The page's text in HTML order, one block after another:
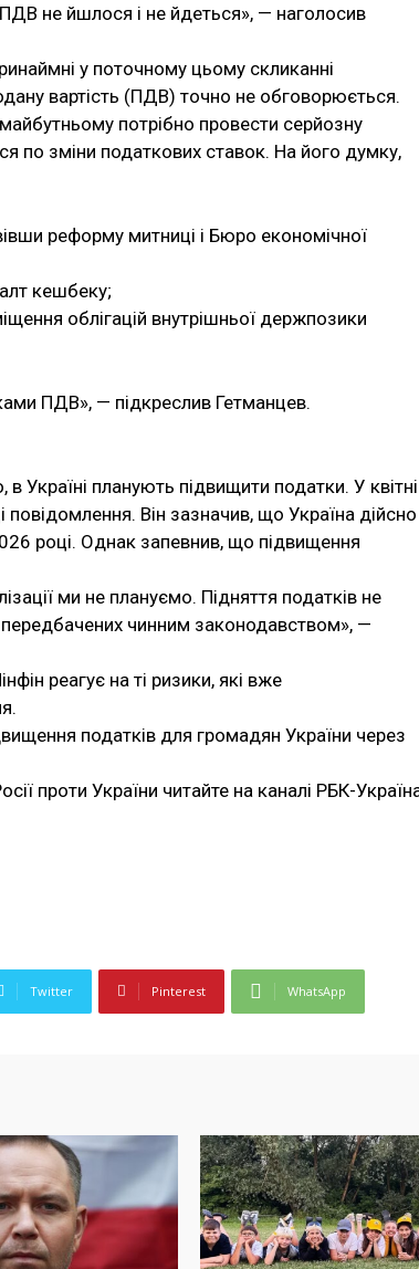
не йшлося і не йдеться», — наголосив
у поточному цьому скликанні
вартість (ПДВ) точно не обговорюється.
потрібно провести серйозну
по зміни податкових ставок. На його думку,
реформу митниці і Бюро економічної
кешбеку;
облігацій внутрішньої держпозики
ПДВ», — підкреслив Гетманцев.
Україні планують підвищити податки. У квітні
повідомлення. Він зазначив, що Україна дійсно
році. Однак запевнив, що підвищення
ми не плануємо. Підняття податків не
чинним законодавством», —
реагує на ті ризики, які вже
податків для громадян України через
проти України читайте на каналі РБК-
Twitter Pinterest WhatsApp